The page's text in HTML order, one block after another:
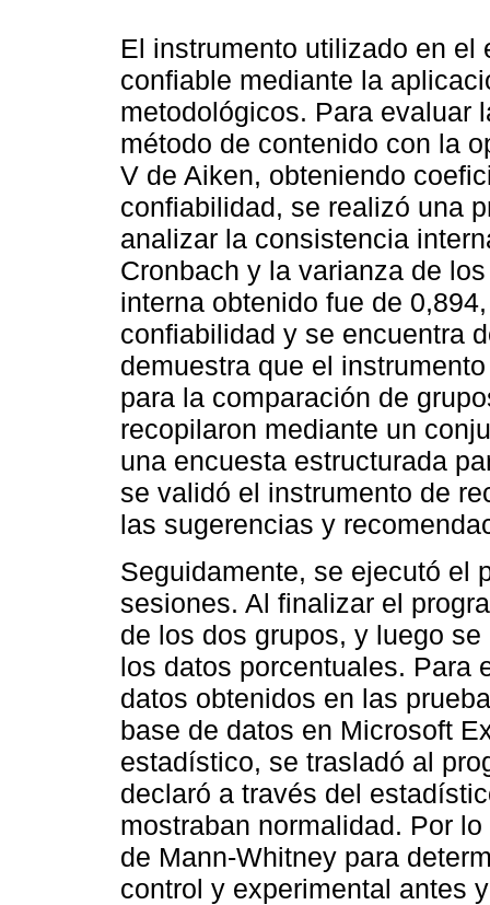
El instrumento utilizado en
confiable mediante la
metodológicos. Para evaluar
método de contenido con la
V de Aiken, obteniendo
confiabilidad, se realizó una
analizar la consistencia
Cronbach y la varianza de
interna obtenido fue de
confiabilidad y se encuentra
demuestra que el
para la comparación de
recopilaron mediante un
una encuesta estructurada
se validó el instrumento de
las sugerencias y
Seguidamente, se ejecutó el
sesiones. Al finalizar el
de los dos grupos, y luego
los datos porcentuales. Para
datos obtenidos en las
base de datos en Microsoft
estadístico, se trasladó al
declaró a través del
mostraban normalidad. Por
de Mann-Whitney para
control y experimental antes